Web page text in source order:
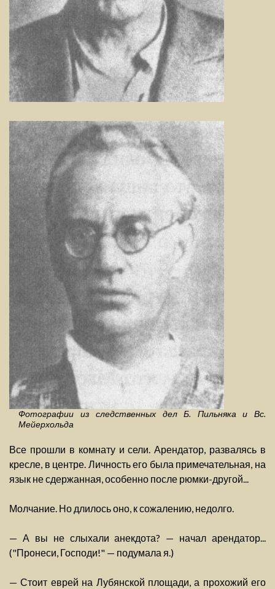
Фотографии из следственных дел Б. Пильняка и Вс.
Мейерхольда
Все прошли в комнату и сели. Арендатор, развалясь в
кресле, в центре. Личность его была примечательная, на
язык не сдержанная, особенно после рюмки-другой...
Молчание. Но длилось оно, к сожалению, недолго.
— А вы не слыхали анекдота? — начал арендатор...
("Пронеси, Господи!" — подумала я.)
— Стоит еврей на Лубянской площади, а прохожий его